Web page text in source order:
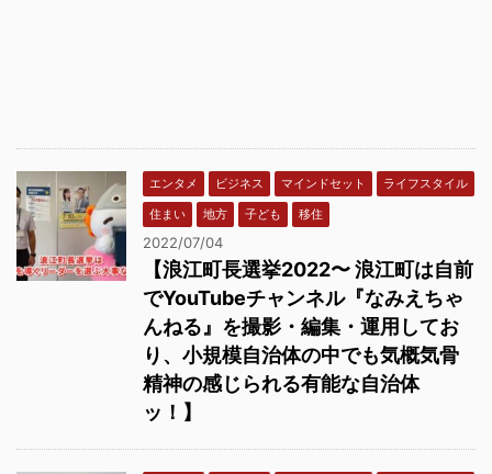
エンタメ ビジネス マインドセット
ライフスタイル
住まい
地方 子ども 移住
2022/07/04
【浪江町長選挙2022〜 浪江町は自前
でYouTubeチャンネル『なみえちゃ
んねる』を撮影・編集・運用してお
り、小規模自治体の中でも気概気骨
精神の感じられる有能な自治体
ッ！】